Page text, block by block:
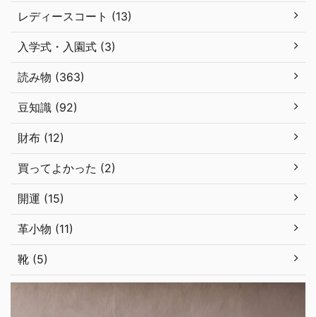
レディースコート (13)
入学式・入園式 (3)
読み物 (363)
豆知識 (92)
財布 (12)
買ってよかった (2)
開運 (15)
革小物 (11)
靴 (5)